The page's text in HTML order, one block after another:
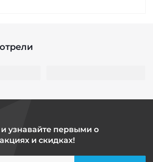
узнавайте первыми о
и скидках!